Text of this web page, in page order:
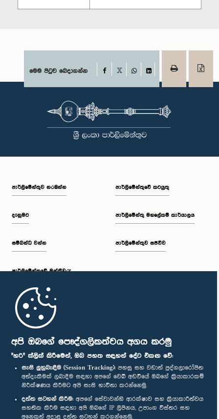
අපි ඔබගේ පෞද්ගලිකත්වය අගය කරමු
"හරි" ක්ලික් කිරීමෙන්, ඔබ පහත සඳහන් දේට එකඟ වේ:
සැසි ලුහුබැඳීම (Session Tracking): පහසු සහ වඩාත් පුද්ගලාරෝපිත
අත්දැකීමක් ලබාදීම සඳහා අපගේ වෙබ් අඩවියේ ඔබගේ ක්‍රියාකාරකම්
නිරීක්ෂණය කිරීමට අපි සැසි භාවිතා කරන්නෙමු.
දත්ත සටහන් කිරීම: අපගේ සේවාවන්හි ආරක්ෂාව සහ ක්‍රියාකාරීත්වය
සහතික කිරීම සඳහා අපි ඔබගේ IP ලිපිනය, උපාංග විස්තර සහ
අනෙකුත් අදාළ දත්ත සටහන් කරගන්නෙමු.
මෙම පිටුව බෙදාගන්න Facebook
WhatsAppLinkedIn
පාර්ලි‌මේන්තුව නරඹන්න
දැනුමට
සම්බන්ධ වන්න
පාර්ලි‌මේන්තුවේ මන්ත්‍රීවරු
මුල් පිටුව
පාර්ලිමේන්තුවේ කටයුතු
පාර්ලිමේන්තු මහලේකම් කාර්යාලය
පාර්ලිමේන්තුව සජීවීව
පාර්ලිමේන්තු ජංගම යෙදුම
අප හා සම්බන්ධ වී සිටින්න :